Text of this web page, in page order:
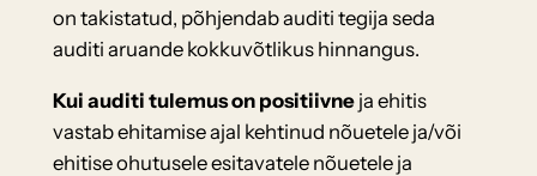
on takistatud, põhjendab auditi tegija seda
auditi aruande kokkuvõtlikus hinnangus.
Kui auditi tulemus on positiivneja ehitis
vastab ehitamise ajal kehtinud nõuetele ja/või
ehitise ohutusele esitavatele nõuetele ja